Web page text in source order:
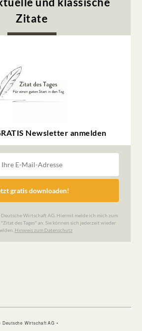
Wirtschaft AG •